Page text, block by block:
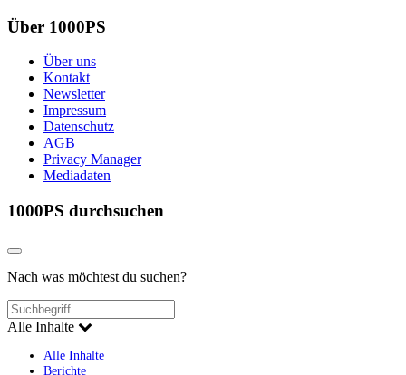
Über 1000PS
Über uns
Kontakt
Newsletter
Impressum
Datenschutz
AGB
Privacy Manager
Mediadaten
1000PS durchsuchen
Nach was möchtest du suchen?
Alle Inhalte
Alle Inhalte
Berichte